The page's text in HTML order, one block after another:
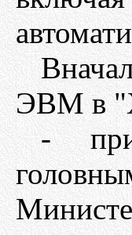
ЭВМ в
-